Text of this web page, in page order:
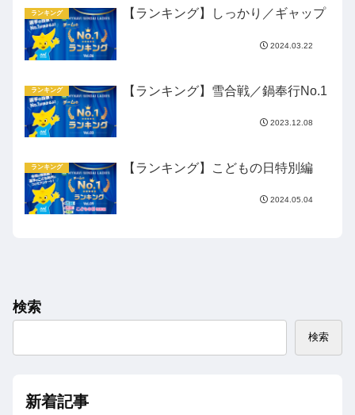
ランキング 【ランキング】しっかり／ギャップ
2024.03.22
ランキング 【ランキング】雪合戦／鍋奉行No.1
2023.12.08
ランキング 【ランキング】こどもの日特別編
2024.05.04
検索
検索
新着記事